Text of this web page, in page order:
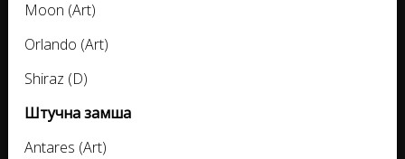
Moon (Art)
Orlando (Art)
Shiraz (D)
Штучна замша
Antares (Art)